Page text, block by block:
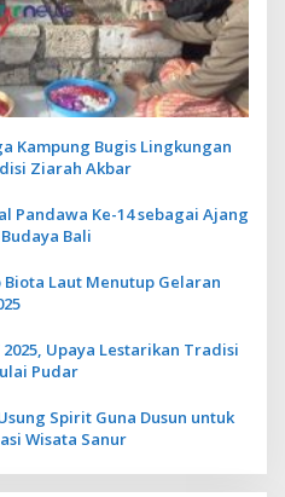
Kampung Bugis Lingkungan
Ziarah Akbar
Pandawa Ke-14 sebagai Ajang
Bali
Laut Menutup Gelaran
Upaya Lestarikan Tradisi
Pudar
Spirit Guna Dusun untuk
Wisata Sanur